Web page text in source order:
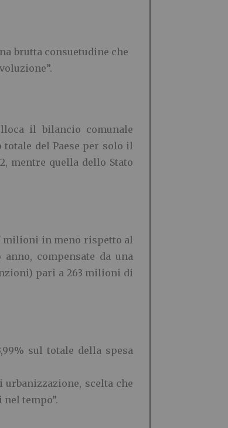
brutta consuetudine che
il bilancio comunale
del Paese per solo il
mentre quella dello Stato
milioni in meno rispetto al
compensate da una
pari a 263 milioni di
sul totale della spesa
scelta che
tempo”.